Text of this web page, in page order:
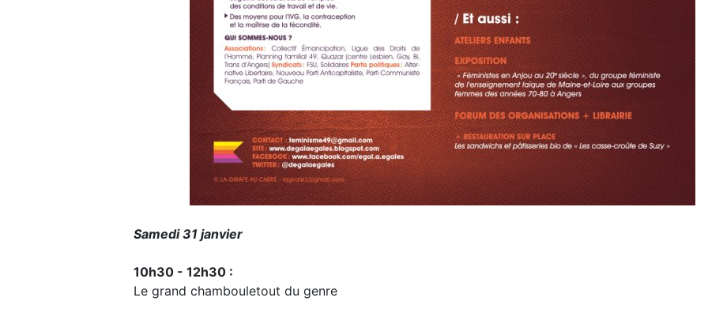
Samedi 31 janvier
10h30 - 12h30 :
Le grand chambouletout du genre